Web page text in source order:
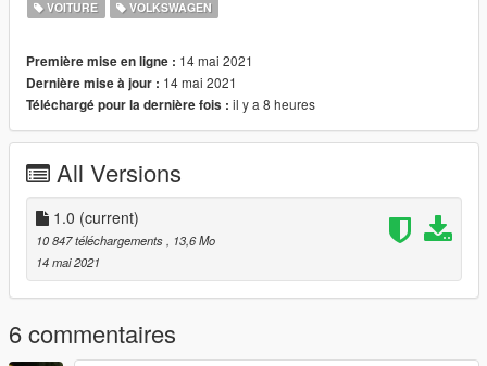
Dials
More details...
If you use this model for something else please give the proper
credits :)
Install:
GTAV/mods/update/x64/dlcpacks/patchday22ng/dlc.rpf/x64/lev
els/gta5/vehicles.rpf
VOITURE VOLKSWAGEN
Première mise en ligne : 14 mai 2021
Dernière mise à jour : 14 mai 2021
Téléchargé pour la dernière fois : il y a 8 heures
All Versions
1.0 (current)
10 847 téléchargements
, 13,6 Mo
14 mai 2021
6 commentaires